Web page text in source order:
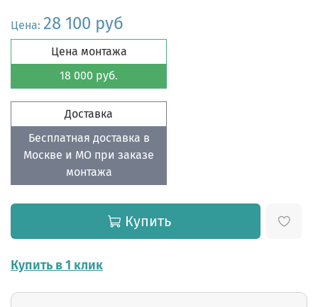
Цена: 28 100 руб
Цена монтажа
18 000 руб.
Доставка
Бесплатная доставка в
Москве и МО при заказе
монтажа
Купить
Купить в 1 клик